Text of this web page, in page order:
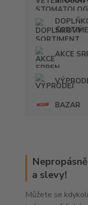
AKCE
BAZAR
a slevy!
Můžete se